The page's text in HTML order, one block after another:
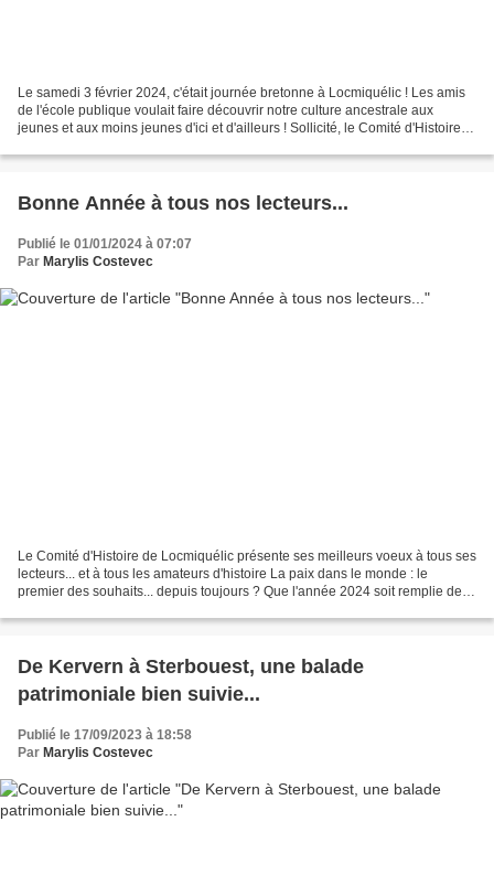
Le samedi 3 février 2024, c'était journée bretonne à Locmiquélic ! Les amis
de l'école publique voulait faire découvrir notre culture ancestrale aux
jeunes et aux moins jeunes d'ici et d'ailleurs ! Sollicité, le Comité d'Histoire a
Bonne Année à tous nos lecteurs...
Publié le 01/01/2024 à 07:07
Par Marylis Costevec
Le Comité d'Histoire de Locmiquélic présente ses meilleurs voeux à tous ses
lecteurs... et à tous les amateurs d'histoire La paix dans le monde : le
premier des souhaits... depuis toujours ? Que l'année 2024 soit remplie de
De Kervern à Sterbouest, une balade
patrimoniale bien suivie...
Publié le 17/09/2023 à 18:58
Par Marylis Costevec